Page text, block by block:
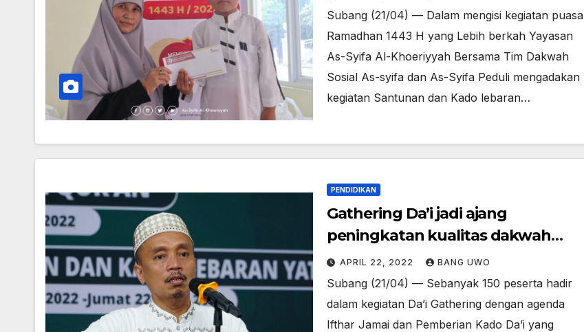
Subang (21/04) — Dalam mengisi kegiatan puasa
Ramadhan 1443 H yang Lebih berkah Yayasan
As-Syifa Al-Khoeriyyah Bersama Tim Dakwah
Sosial As-syifa dan As-Syifa Peduli mengadakan
kegiatan Santunan dan Kado lebaran…
PENDIDIKAN
Gathering Da’i jadi ajang
peningkatan kualitas dakwah
binaan As-Syifa
APRIL 22, 2022 BANG UWO
Subang (21/04) — Sebanyak 150 peserta hadir
dalam kegiatan Da’i Gathering dengan agenda
Ifthar Jamai dan Pemberian Kado Da’i yang